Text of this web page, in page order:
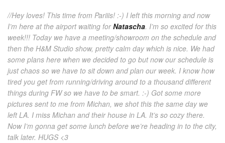
//Hey loves! This time from Pariiis! :-) I left this morning and now
I’m here at the airport waiting forNatascha. I’m so excited for this
week!!! Today we have a meeting/showroom on the schedule and
then the H&M Studio show, pretty calm day which is nice. We had
some plans here when we decided to go but now our schedule is
just chaos so we have to sit down and plan our week. I know how
tired you get from running/driving around to a thousand different
things during FW so we have to be smart. :-) Got some more
pictures sent to me from Michan, we shot this the same day we
left LA. I miss Michan and their house in LA. It’s so cozy there.
Now I’m gonna get some lunch before we’re heading in to the city,
talk later. HUGS <3